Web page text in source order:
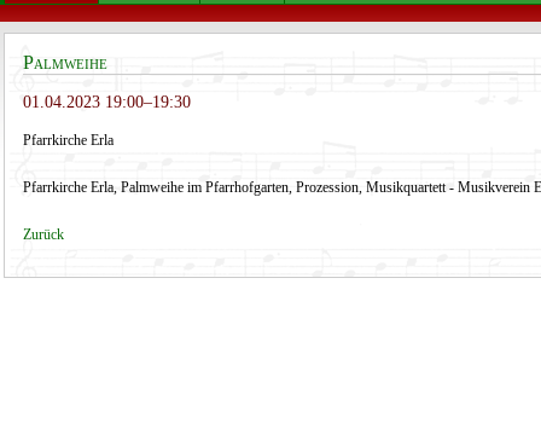
Palmweihe
01.04.2023 19:00–19:30
Pfarrkirche Erla
Pfarrkirche Erla, Palmweihe im Pfarrhofgarten, Prozession, Musikquartett - Musikverein
Zurück